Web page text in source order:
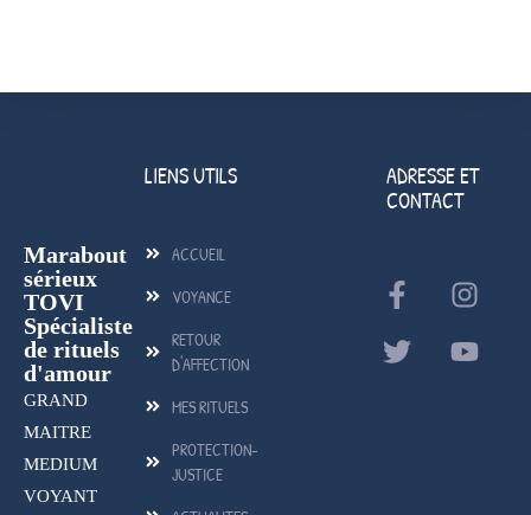
Marabout
sérieux
TOVI
Spécialiste
de rituels
d'amour
GRAND
MAITRE
MEDIUM
VOYANT
LIENS UTILS
ACCUEIL
VOYANCE
RETOUR
D'AFFECTION
MES RITUELS
PROTECTION-
JUSTICE
ADRESSE ET
CONTACT